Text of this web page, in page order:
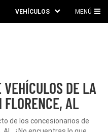
VEHÍCULOS MENÚ
VEHÍCULOS DE LA
FLORENCE, AL
de los concesionarios de